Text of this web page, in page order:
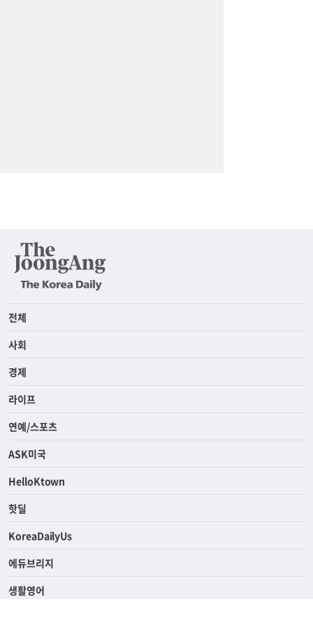
전체
사회
경제
라이프
연예/스포츠
ASK미국
HelloKtown
핫딜
KoreaDailyUs
에듀브리지